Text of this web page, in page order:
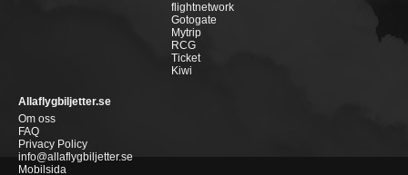
flightnetwork
Gotogate
Mytrip
RCG
Ticket
Kiwi
Allaflygbiljetter.se
Om oss
FAQ
Privacy Policy
info@allaflygbiljetter.se
Mobilsida